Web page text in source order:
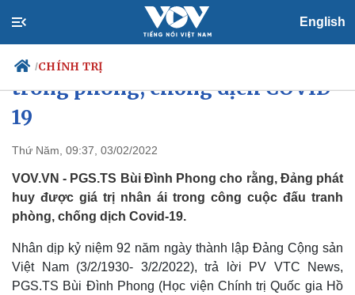
English
/CHÍNH TRỊ
Chính trị
Tổ chức nhân sự
Quốc hội
Nhận diện sự thật
Dự báo thời tiết
Giáo dục
Biển đảo
Đảng phát huy giá trị nhân ái
trong phòng, chống dịch COVID-
19
Thứ Năm, 09:37, 03/02/2022
VOV.VN - PGS.TS Bùi Đình Phong cho rằng, Đảng phát
huy được giá trị nhân ái trong công cuộc đấu tranh
phòng, chống dịch Covid-19.
Nhân dịp kỷ niệm 92 năm ngày thành lập Đảng Cộng sản
Việt Nam (3/2/1930- 3/2/2022), trả lời PV VTC News,
PGS.TS Bùi Đình Phong (Học viện Chính trị Quốc gia Hồ